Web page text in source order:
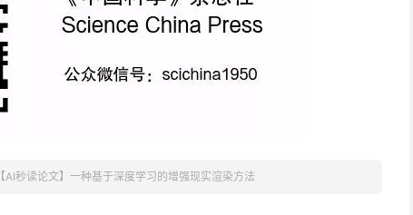
【AI秒读论文】一种基于深度学习的增强现实渲染方法